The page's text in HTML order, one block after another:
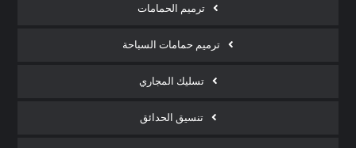
ترميم الحمامات
ترميم حمامات السباحة
تسليك المجاري
تنسيق الحدائق